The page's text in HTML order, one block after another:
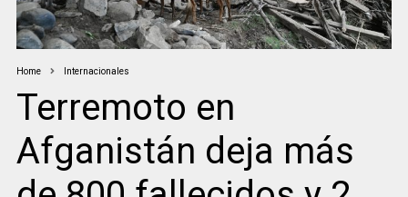
Home Internacionales
Terremoto en
Afganistán deja más